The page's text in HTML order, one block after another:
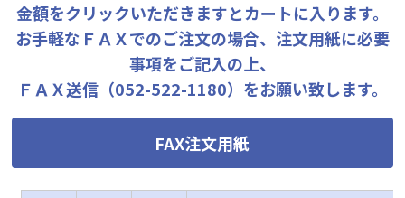
金額をクリックいただきますとカートに入ります。
お手軽なＦＡＸでのご注文の場合、注文用紙に必要
事項をご記入の上、
ＦＡＸ送信（052-522-1180）をお願い致します。
FAX注文用紙